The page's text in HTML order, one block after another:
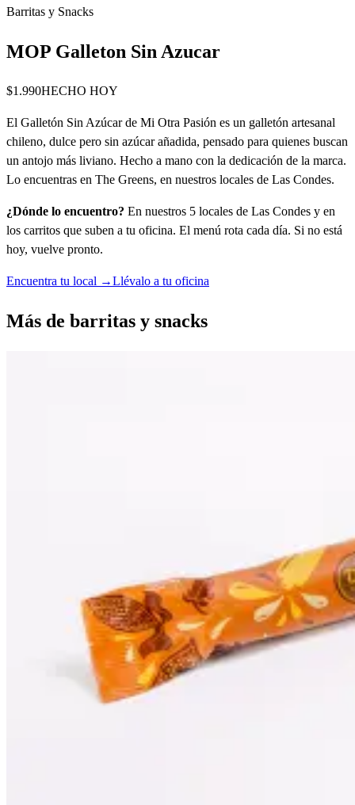
Barritas y Snacks
MOP Galleton Sin Azucar
$1.990HECHO HOY
El Galletón Sin Azúcar de Mi Otra Pasión es un galletón artesanal
chileno, dulce pero sin azúcar añadida, pensado para quienes buscan
un antojo más liviano. Hecho a mano con la dedicación de la marca.
Lo encuentras en The Greens, en nuestros locales de Las Condes.
¿Dónde lo encuentro? En nuestros 5 locales de Las Condes y en
los carritos que suben a tu oficina. El menú rota cada día. Si no está
hoy, vuelve pronto.
Encuentra tu local →Llévalo a tu oficina
Más de barritas y snacks